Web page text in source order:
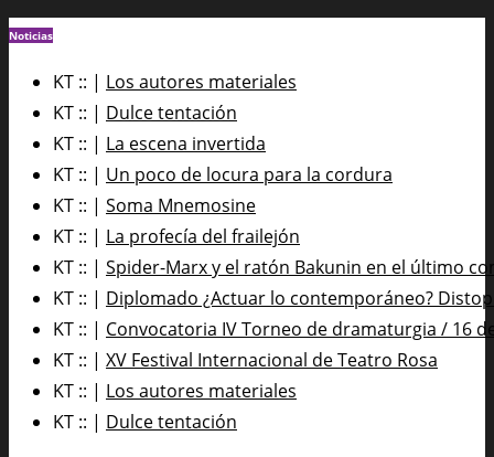
Noticias
KT :: | Los autores materiales
KT :: | Dulce tentación
KT :: | La escena invertida
KT :: | Un poco de locura para la cordura
KT :: | Soma Mnemosine
KT :: | La profecía del frailejón
KT :: | Spider-Marx y el ratón Bakunin en el último
KT :: | Diplomado ¿Actuar lo contemporáneo?
KT :: | Convocatoria IV Torneo de dramaturgia / 16
KT :: | XV Festival Internacional de Teatro Rosa
KT :: | Los autores materiales
KT :: | Dulce tentación